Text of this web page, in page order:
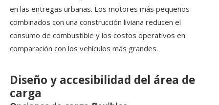
en las entregas urbanas. Los motores más pequeños
combinados con una construcción liviana reducen el
consumo de combustible y los costos operativos en
comparación con los vehículos más grandes.
Diseño y accesibilidad del área de
carga